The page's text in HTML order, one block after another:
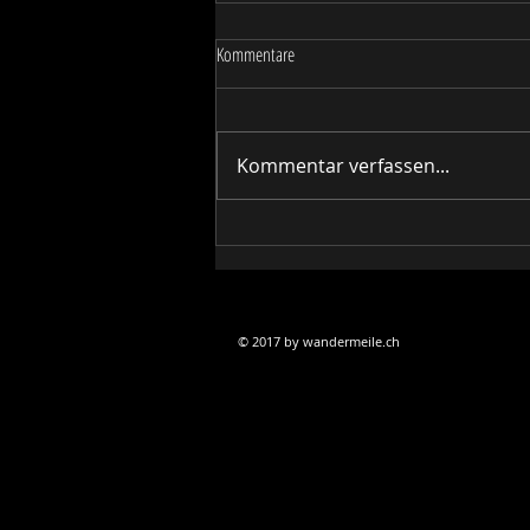
Kommentare
Kommentar verfassen...
© 2017 by wandermeile.ch